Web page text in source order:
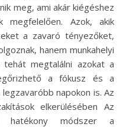
meg, ami akár kiégéshez
Azok, akik
a zavaró tényezőket,
hanem munkahelyi
megtalálni azokat a
a fókusz és a
napokon is. Az
elkerülésében Az
hatékony módszer a